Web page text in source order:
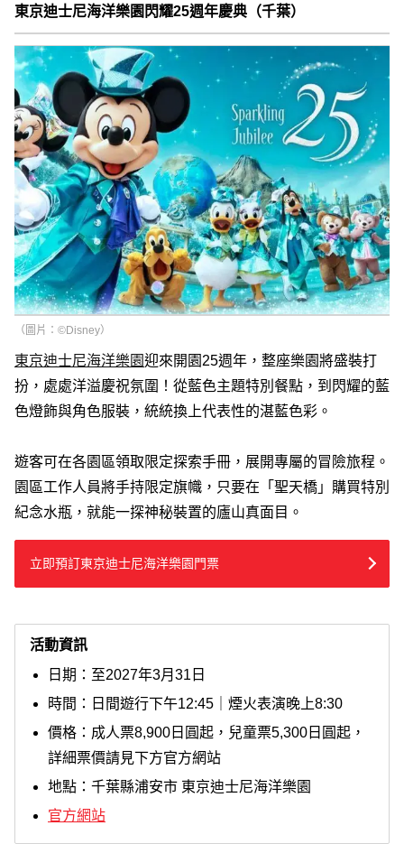
東京迪士尼海洋樂園閃耀25週年慶典（千葉）
（圖片：©Disney）
東京迪士尼海洋樂園迎來開園25週年，整座樂園將盛裝打
扮，處處洋溢慶祝氛圍！從藍色主題特別餐點，到閃耀的藍
色燈飾與角色服裝，統統換上代表性的湛藍色彩。
遊客可在各園區領取限定探索手冊，展開專屬的冒險旅程。
園區工作人員將手持限定旗幟，只要在「聖天橋」購買特別
紀念水瓶，就能一探神秘裝置的廬山真面目。
立即預訂東京迪士尼海洋樂園門票
活動資訊
日期：至2027年3月31日
時間：日間遊行下午12:45｜煙火表演晚上8:30
價格：成人票8,900日圓起，兒童票5,300日圓起，
詳細票價請見下方官方網站
地點：千葉縣浦安市 東京迪士尼海洋樂園
官方網站